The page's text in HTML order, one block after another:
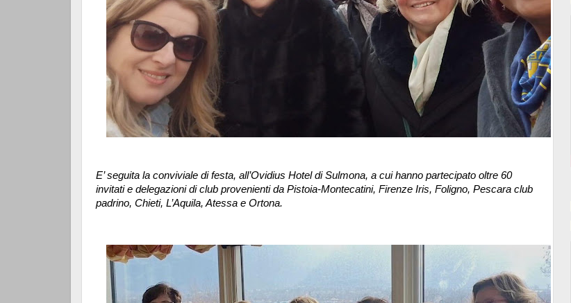
E’ seguita la conviviale di festa, all’Ovidius Hotel di Sulmona, a cui hanno partecipato oltre 60
invitati e delegazioni di club provenienti da Pistoia-Montecatini, Firenze Iris, Foligno, Pescara club
padrino, Chieti, L’Aquila, Atessa e Ortona.